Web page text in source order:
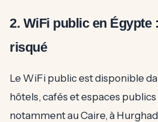
2. WiFi public en Égypte
risqué
Le WiFi public est disponible
hôtels, cafés et espaces
notamment au Caire, à